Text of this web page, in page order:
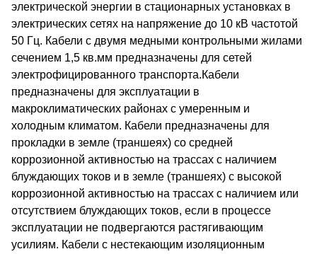
электрической энергии в стационарных установках в
электрических сетях на напряжение до 10 кВ частотой
50 Гц. Кабели с двумя медными контрольными жилами
сечением 1,5 кв.мм предназначены для сетей
электрофицированного транспорта.Кабели
предназначены для эксплуатации в
макроклиматических районах с умеренным и
холодным климатом. Кабели предназначены для
прокладки в земле (траншеях) со средней
коррозионной активностью на трассах с наличием
блуждающих токов и в земле (траншеях) с высокой
коррозионной активностью на трассах с наличием или
отсутствием блуждающих токов, если в процессе
эксплуатации не подвергаются растягивающим
усилиям. Кабели с нестекающим изоляционным